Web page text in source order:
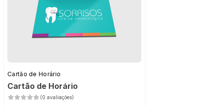
Cartão de Horário
Cartão de Horário
(0 avaliações)